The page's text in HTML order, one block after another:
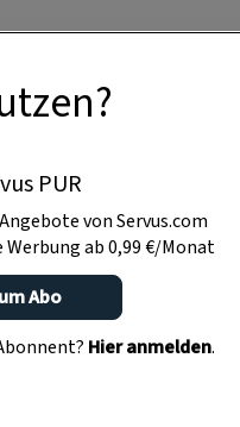
PUR
von Servus.com
ab 0,99 €/Monat
Abo
Hier anmelden.